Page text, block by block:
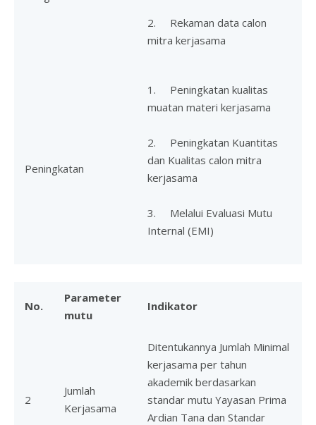
2. Rekaman data calon
mitra kerjasama
Peningkatan
1. Peningkatan kualitas
muatan materi kerjasama
2. Peningkatan Kuantitas
dan Kualitas calon mitra
kerjasama
3. Melalui Evaluasi Mutu
Internal (EMI)
No.
Parameter
mutu
Indikator
2
Jumlah
Kerjasama
Ditentukannya Jumlah Minimal
kerjasama per tahun
akademik berdasarkan
standar mutu Yayasan Prima
Ardian Tana dan Standar